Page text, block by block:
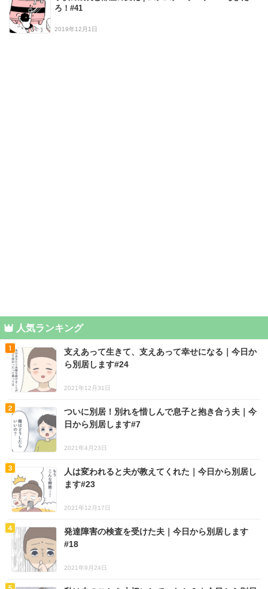
ろ！#41
2019年12月1日
人気ランキング
支えあって生きて、支えあって幸せになる｜今日か
ら別居します#24
2021年12月31日
ついに別居！別れを惜しんで息子と抱き合う夫｜今
日から別居します#7
2021年4月23日
人は変われると夫が教えてくれた｜今日から別居し
ます#23
2021年12月17日
発達障害の検査を受けた夫｜今日から別居します
#18
2021年9月24日